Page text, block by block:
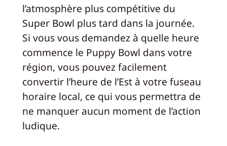
l’atmosphère plus compétitive du
Super Bowl plus tard dans la journée.
Si vous vous demandez à quelle heure
commence le Puppy Bowl dans votre
région, vous pouvez facilement
convertir l’heure de l’Est à votre fuseau
horaire local, ce qui vous permettra de
ne manquer aucun moment de l’action
ludique.